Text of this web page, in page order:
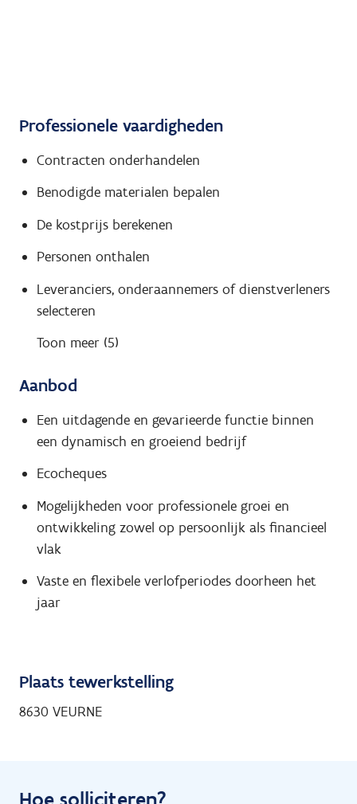
Professionele vaardigheden
Contracten onderhandelen
Benodigde materialen bepalen
De kostprijs berekenen
Personen onthalen
Leveranciers, onderaannemers of dienstverleners
selecteren
Toon meer (5)
Aanbod
Een uitdagende en gevarieerde functie binnen
een dynamisch en groeiend bedrijf
Ecocheques
Mogelijkheden voor professionele groei en
ontwikkeling zowel op persoonlijk als financieel
vlak
Vaste en flexibele verlofperiodes doorheen het
jaar
Plaats tewerkstelling
8630 VEURNE